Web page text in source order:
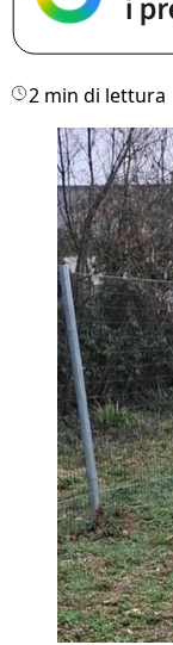
2 min di lettura